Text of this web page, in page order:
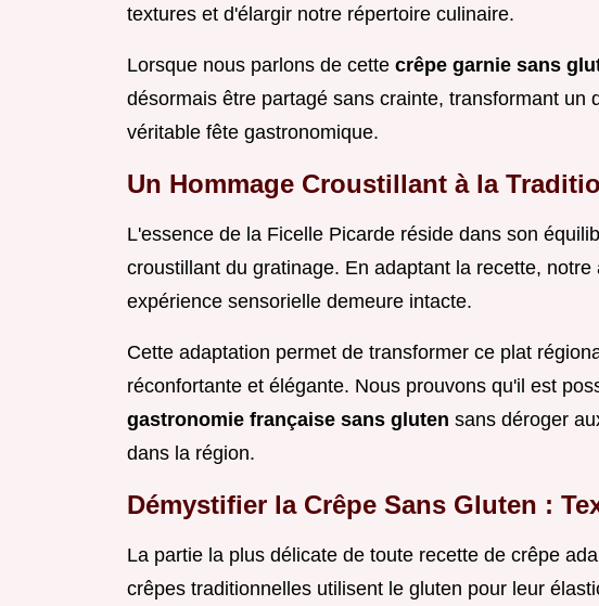
textures et d'élargir notre répertoire culinaire.
Lorsque nous parlons de cette crêpe garnie sans
désormais être partagé sans crainte, transformant un
véritable fête gastronomique.
Un Hommage Croustillant à la
L'essence de la Ficelle Picarde réside dans son
croustillant du gratinage. En adaptant la recette,
expérience sensorielle demeure intacte.
Cette adaptation permet de transformer ce plat
réconfortante et élégante. Nous prouvons qu'il est
gastronomie française sans gluten sans déroger
dans la région.
Démystifier la Crêpe Sans Gluten :
La partie la plus délicate de toute recette de crêpe
crêpes traditionnelles utilisent le gluten pour leur